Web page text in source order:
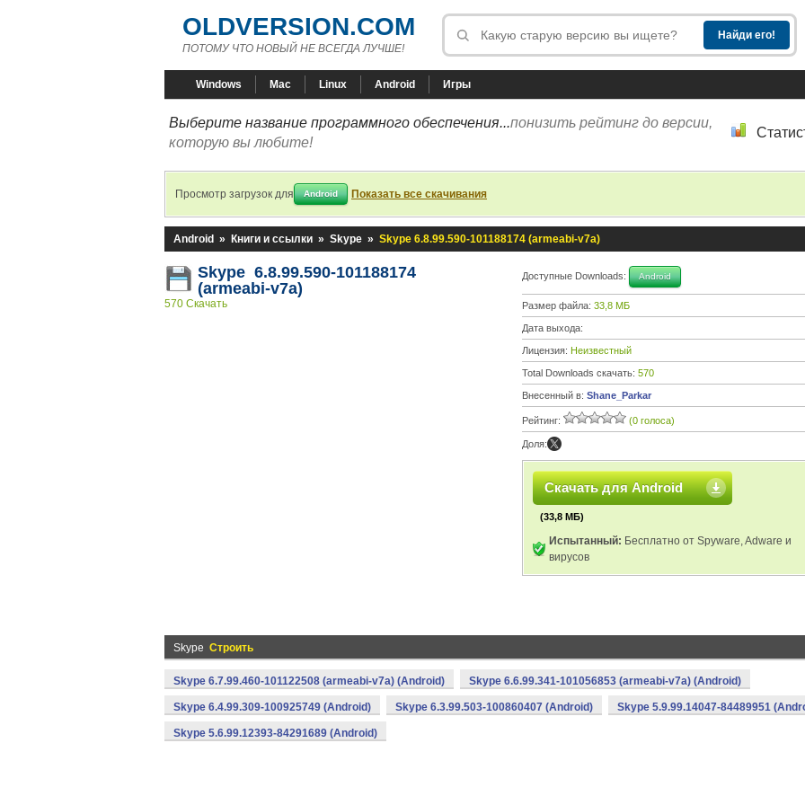
OLDVERSION.COM
ПОТОМУ ЧТО НОВЫЙ НЕ ВСЕГДА ЛУЧШЕ!
Windows Mac Linux Android Игры
Выберите название программного обеспечения...понизить рейтинг до версии,
которую вы любите!
Просмотр загрузок для Android Показать все скачивания
Android » Книги и ссылки » Skype » Skype 6.8.99.590-101188174 (armeabi-v7a)
Skype 6.8.99.590-101188174
(armeabi-v7a)
570 Скачать
Доступные Downloads: Android
Размер файла: 33,8 МБ
Дата выхода:
Лицензия: Неизвестный
Total Downloads скачать: 570
Внесенный в: Shane_Parkar
Рейтинг: (0 голоса)
Доля:
Скачать для Android
(33,8 МБ)
Испытанный: Бесплатно от Spyware, Adware и
вирусов
Skype Строить
Skype 6.7.99.460-101122508 (armeabi-v7a) (Android) Skype 6.6.99.341-101056853 (armeabi-v7a) (Android)
Skype 6.4.99.309-100925749 (Android) Skype 6.3.99.503-100860407 (Android) Skype 5.9.99.14047-84489951
Skype 5.6.99.12393-84291689 (Android)